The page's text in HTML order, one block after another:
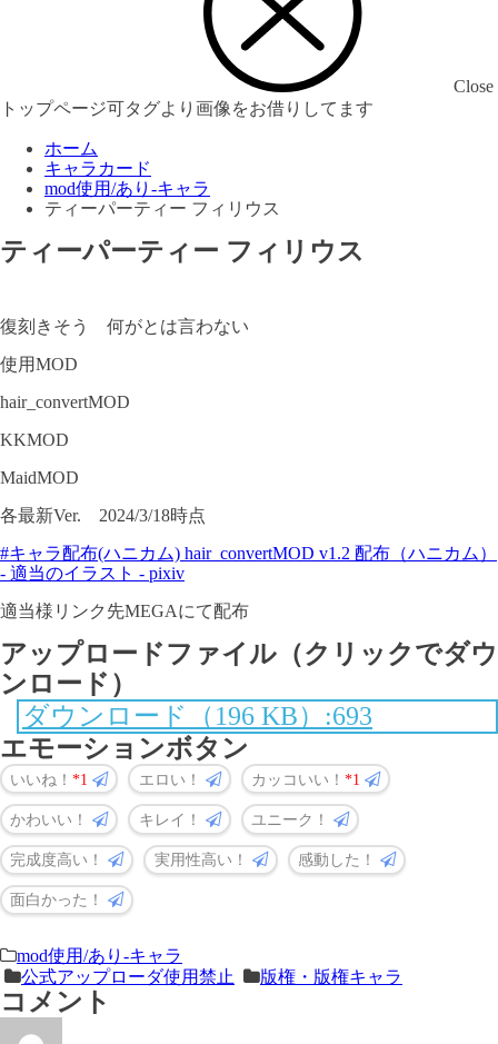
Close
トップページ可タグより画像をお借りしてます
ホーム
キャラカード
mod使用/あり-キャラ
ティーパーティー フィリウス
ティーパーティー フィリウス
復刻きそう 何がとは言わない
使用MOD
hair_convertMOD
KKMOD
MaidMOD
各最新Ver. 2024/3/18時点
#キャラ配布(ハニカム) hair_convertMOD v1.2 配布（ハニカム）
- 適当のイラスト - pixiv
適当様リンク先MEGAにて配布
アップロードファイル（クリックでダウ
ンロード）
ダウンロード（196 KB）:693
エモーションボタン
いいね！ 1 エロい！ カッコいい！ 1
かわいい！ キレイ！ ユニーク！
完成度高い！ 実用性高い！ 感動した！
面白かった！
＜
次
の
前
の
記
mod使用/あり-キャラ
公式アップローダ使用禁止
版権・版権キャラ
コメント